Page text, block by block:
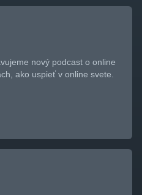
nový podcast o online
ako uspieť v online svete.